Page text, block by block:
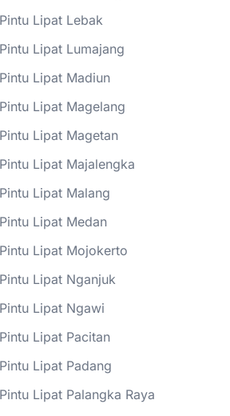
Lipat Lebak
Lipat Lumajang
Lipat Madiun
Lipat Magelang
Lipat Magetan
Lipat Majalengka
Lipat Malang
Lipat Medan
Lipat Mojokerto
Lipat Nganjuk
Lipat Ngawi
Lipat Pacitan
Lipat Padang
Lipat Palangka Raya